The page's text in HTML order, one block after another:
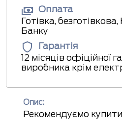
Оплата
Готівка,
Банку
Гарантія
12 місяців офіційної
виробника крім
Опис:
Рекомендуємо